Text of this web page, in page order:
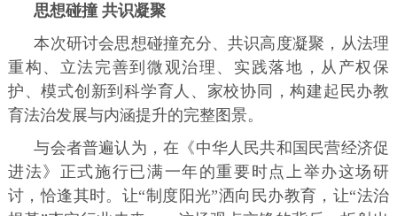
思想碰撞 共识凝聚
本次研讨会思想碰撞充分、共识高度凝聚，从法理
重构、立法完善到微观治理、实践落地，从产权保
护、模式创新到科学育人、家校协同，构建起民办教
育法治发展与内涵提升的完整图景。
与会者普遍认为，在《中华人民共和国民营经济促
进法》正式施行已满一年的重要时点上举办这场研
讨，恰逢其时。让“制度阳光”洒向民办教育，让“法治